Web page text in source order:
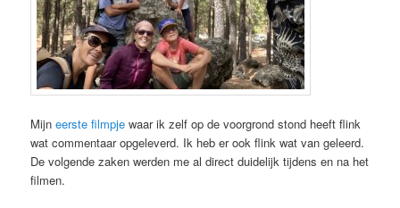
Mijneerste filmpje waar ik zelf op de voorgrond stond heeft flink
wat commentaar opgeleverd. Ik heb er ook flink wat van geleerd.
De volgende zaken werden me al direct duidelijk tijdens en na het
filmen.